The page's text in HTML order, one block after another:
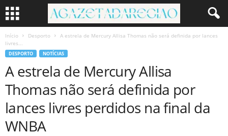
Início Desporto
A estrela de Mercury Allisa Thomas não será definida por lances
livres...
DESPORTO NOTÍCIAS
A estrela de Mercury Allisa
Thomas não será definida por
lances livres perdidos na final da
WNBA